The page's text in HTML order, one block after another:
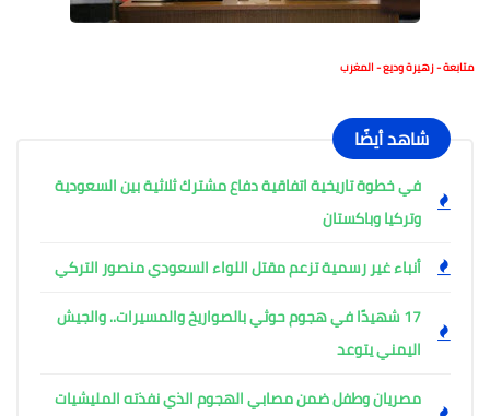
متابعة - زهيرة وديع - المغرب
شاهد أيضًا
في خطوة تاريخية اتفاقية دفاع مشترك ثلاثية بين السعودية
وتركيا وباكستان
أنباء غير رسمية تزعم مقتل اللواء السعودي منصور التركي
17 شهيدًا في هجوم حوثي بالصواريخ والمسيرات.. والجيش
اليمني يتوعد
مصريان وطفل ضمن مصابي الهجوم الذي نفذته المليشيات